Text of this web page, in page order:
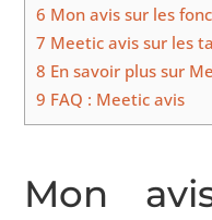
6 Mon avis sur les
7 Meetic avis sur les
8 En savoir plus sur
9 FAQ : Meetic avis
Mon